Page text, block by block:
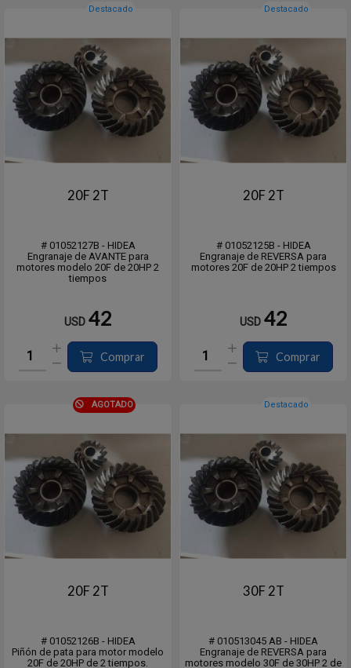
Destacado
20F 2T
# 01052127B - HIDEA
Engranaje de AVANTE para
motores modelo 20F de 20HP 2
tiempos
USD 42
Comprar
Destacado
20F 2T
# 01052125B - HIDEA
Engranaje de REVERSA para
motores 20F de 20HP 2 tiempos
USD 42
Comprar
AGOTADO
20F 2T
# 01052126B - HIDEA
Piñón de pata para motor modelo
20F de 20HP de 2 tiempos.
Destacado
30F 2T
# 010513045 AB - HIDEA
Engranaje de REVERSA para
motores modelo 30F de 30HP 2 de